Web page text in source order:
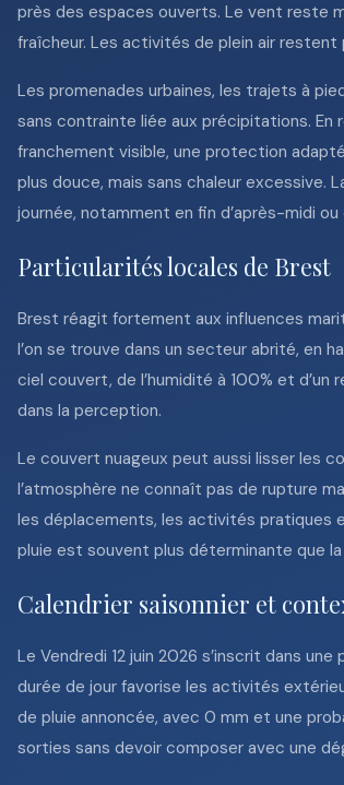
près des espaces ouverts. Le vent reste
fraîcheur. Les activités de plein air
Les promenades urbaines, les trajets à
sans contrainte liée aux précipitations. En
franchement visible, une protection
plus douce, mais sans chaleur excessive.
journée, notamment en fin d’après-midi
Particularités locales de Brest
Brest réagit fortement aux influences
l’on se trouve dans un secteur abrité, en
ciel couvert, de l’humidité à 100% et
dans la perception.
Le couvert nuageux peut aussi lisser les
l’atmosphère ne connaît pas de rupture
les déplacements, les activités pratiques
pluie est souvent plus déterminante que
Calendrier saisonnier et
Le Vendredi 12 juin 2026 s’inscrit dans
durée de jour favorise les activités
de pluie annoncée, avec 0 mm et une
sorties sans devoir composer avec une